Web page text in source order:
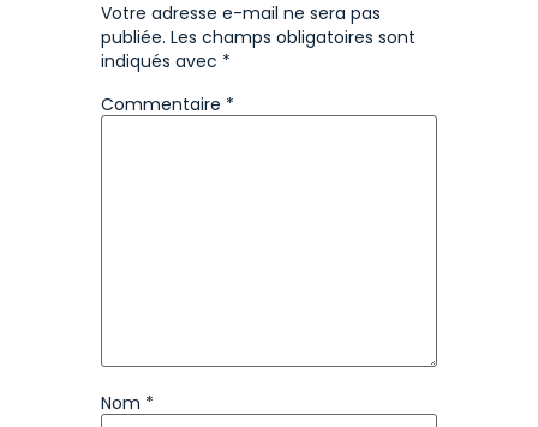
Votre adresse e-mail ne sera pas
publiée. Les champs obligatoires sont
indiqués avec *
Commentaire *
Nom *